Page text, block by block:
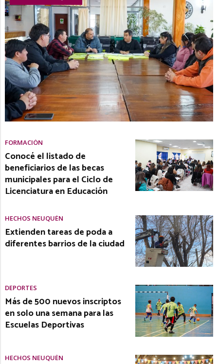
FORMACIÓN
Conocé el listado de
beneficiarios de las becas
municipales para el Ciclo de
Licenciatura en Educación
HECHOS NEUQUÉN
Extienden tareas de poda a
diferentes barrios de la ciudad
DEPORTES
Más de 500 nuevos inscriptos
en solo una semana para las
Escuelas Deportivas
HECHOS NEUQUÉN